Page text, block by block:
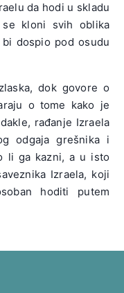
da hodi u skladu
kloni svih oblika
dospio pod osudu
dok govore o
o tome kako je
rađanje Izraela
odgaja grešnika i
li ga kazni, a u isto
Izraela, koji
hoditi putem